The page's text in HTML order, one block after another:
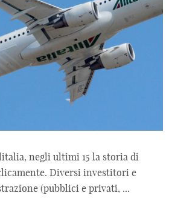
negli ultimi 15 la storia di
Diversi investitori e
(pubblici e privati, ...